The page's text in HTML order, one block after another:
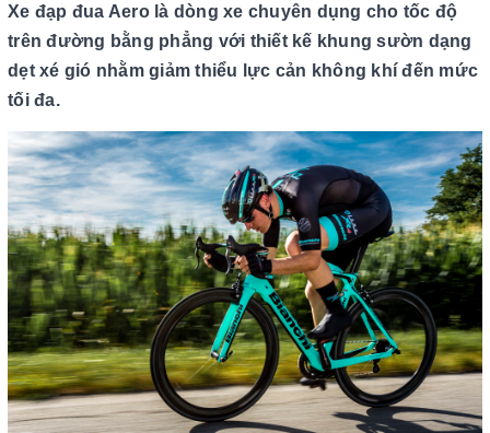
Xe đạp đua Aero là dòng xe chuyên dụng cho tốc độ
trên đường bằng phẳng với thiết kế khung sườn dạng
dẹt xé gió nhằm giảm thiểu lực cản không khí đến mức
tối đa.